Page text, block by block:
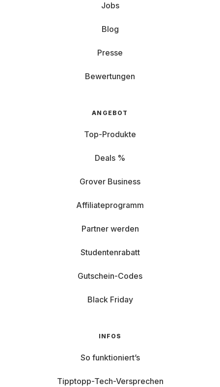
Jobs
Blog
Presse
Bewertungen
ANGEBOT
Top-Produkte
Deals %
Grover Business
Affiliateprogramm
Partner werden
Studentenrabatt
Gutschein-Codes
Black Friday
INFOS
So funktioniert’s
Tipptopp-Tech-Versprechen